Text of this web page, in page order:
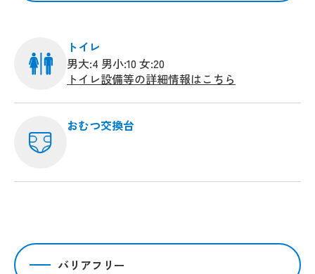
トイレ
男大:4 男小:10 女:20
トイレ設備等の詳細情報はこちら
おむつ交換台
バリアフリー